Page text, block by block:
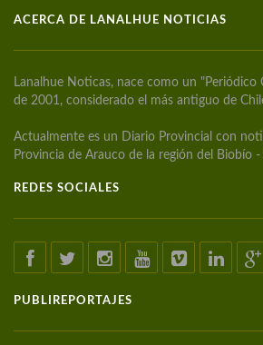
ACERCA DE LANALHUE NOTICIAS
Lanalhue Noticas, nace como un "Periódico
de 2001, considerado el más antiguo de
Actualmente es un Diario Provincial con
Provincia de Arauco de la región del Biobío -
REDES SOCIALES
PUBLIREPORTAJES